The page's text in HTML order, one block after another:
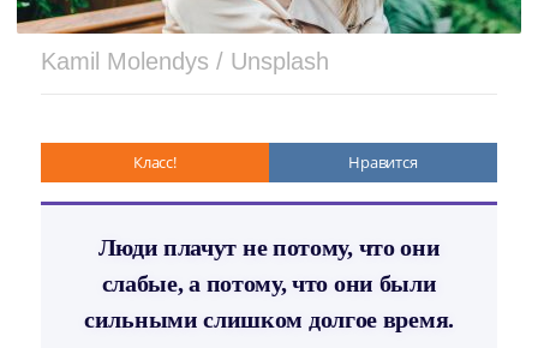
Kamil Molendys / Unsplash
Класс! Нравится
Люди плачут не потому, что они
слабые, а потому, что они были
сильными слишком долгое время.